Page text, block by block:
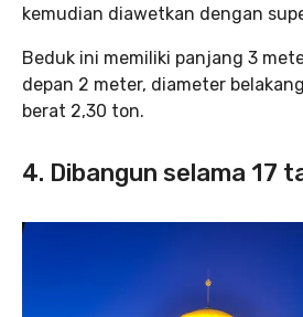
kemudian diawetkan dengan
Beduk ini memiliki panjang 3
depan 2 meter, diameter
berat 2,30 ton.
4. Dibangun selama 17